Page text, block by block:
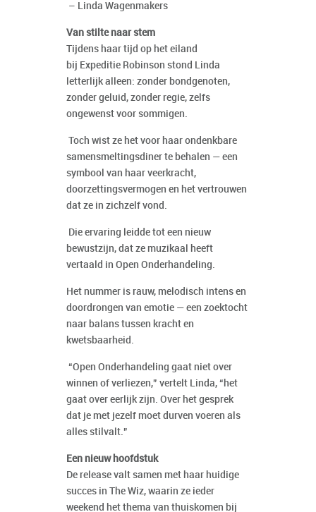
– Linda Wagenmakers
Van stilte naar stem
Tijdens haar tijd op het eiland
bij Expeditie Robinson stond Linda
letterlijk alleen: zonder bondgenoten,
zonder geluid, zonder regie, zelfs
ongewenst voor sommigen.
Toch wist ze het voor haar ondenkbare
samensmeltingsdiner te behalen — een
symbool van haar veerkracht,
doorzettingsvermogen en het vertrouwen
dat ze in zichzelf vond.
Die ervaring leidde tot een nieuw
bewustzijn, dat ze muzikaal heeft
vertaald in Open Onderhandeling.
Het nummer is rauw, melodisch intens en
doordrongen van emotie — een zoektocht
naar balans tussen kracht en
kwetsbaarheid.
“Open Onderhandeling gaat niet over
winnen of verliezen,” vertelt Linda, “het
gaat over eerlijk zijn. Over het gesprek
dat je met jezelf moet durven voeren als
alles stilvalt.”
Een nieuw hoofdstuk
De release valt samen met haar huidige
succes in The Wiz, waarin ze ieder
weekend het thema van thuiskomen bij